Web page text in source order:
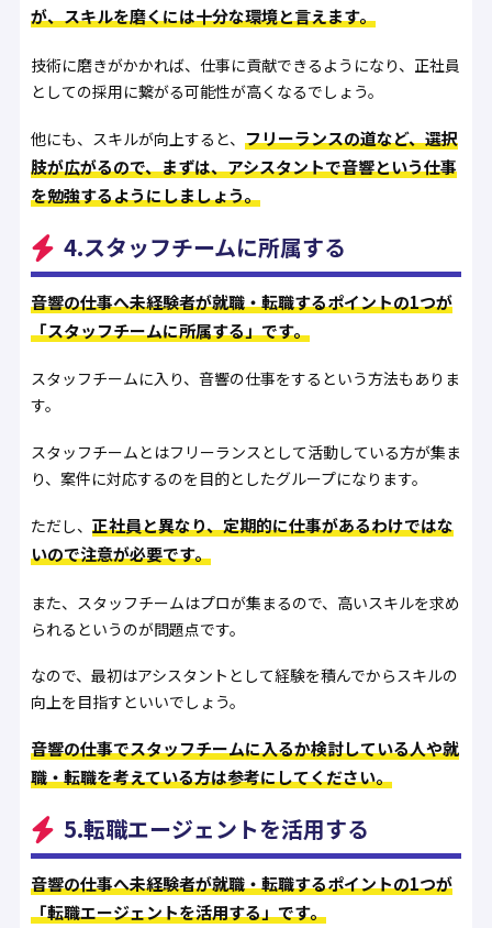
が、スキルを磨くには十分な環境と言えます。
技術に磨きがかかれば、仕事に貢献できるようになり、正社員
としての採用に繋がる可能性が高くなるでしょう。
他にも、スキルが向上すると、 フリーランスの道など、選択
肢が広がるので、まずは、アシスタントで音響という仕事
を勉強するようにしましょう。
4.スタッフチームに所属する
音響の仕事へ未経験者が就職・転職するポイントの1つが
「スタッフチームに所属する」です。
スタッフチームに入り、音響の仕事をするという方法もありま
す。
スタッフチームとはフリーランスとして活動している方が集ま
り、案件に対応するのを目的としたグループになります。
ただし、 正社員と異なり、定期的に仕事があるわけではな
いので注意が必要です。
また、スタッフチームはプロが集まるので、高いスキルを求め
られるというのが問題点です。
なので、最初はアシスタントとして経験を積んでからスキルの
向上を目指すといいでしょう。
音響の仕事でスタッフチームに入るか検討している人や就
職・転職を考えている方は参考にしてください。
5.転職エージェントを活用する
音響の仕事へ未経験者が就職・転職するポイントの1つが
「転職エージェントを活用する」です。